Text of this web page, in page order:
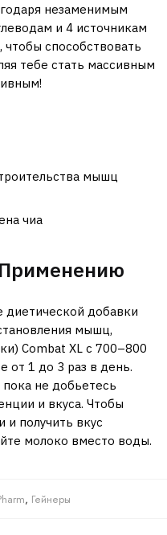
незаменимым
и 4 источникам
чтобы способствовать
тебе стать массивным
мышц
чиа
диетической добавки
мышц,
Combat XL с 700–800
от 1 до 3 раз в день.
не добьетесь
и вкуса. Чтобы
и получить вкус
молоко вместо воды.
, Гейнеры